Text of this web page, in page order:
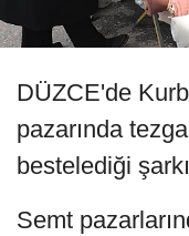
DÜZCE'de
pazarında
bestelediği
Semt